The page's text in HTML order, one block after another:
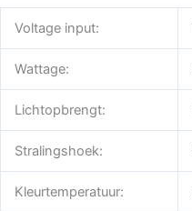
Voltage input:
Wattage:
Lichtopbrengt:
Stralingshoek:
Kleurtemperatuur: